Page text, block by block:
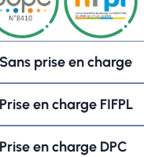
Sans prise en charge
Prise en charge FIFPL
Prise en charge DPC